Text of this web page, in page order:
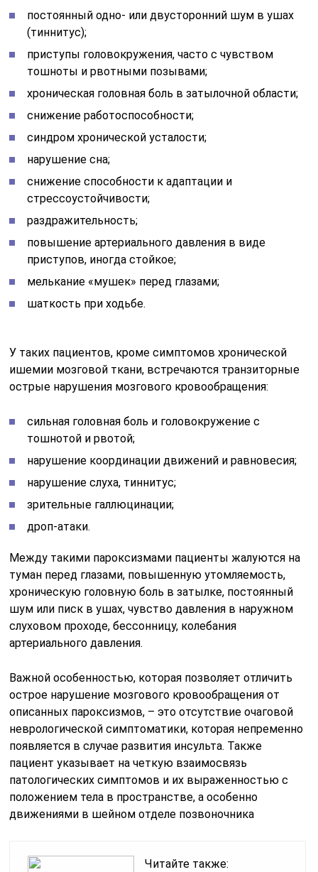
постоянный одно- или двусторонний шум в ушах
(тиннитус);
приступы головокружения, часто с чувством
тошноты и рвотными позывами;
хроническая головная боль в затылочной области;
снижение работоспособности;
синдром хронической усталости;
нарушение сна;
снижение способности к адаптации и
стрессоустойчивости;
раздражительность;
повышение артериального давления в виде
приступов, иногда стойкое;
мелькание «мушек» перед глазами;
шаткость при ходьбе.
У таких пациентов, кроме симптомов хронической
ишемии мозговой ткани, встречаются транзиторные
острые нарушения мозгового кровообращения:
сильная головная боль и головокружение с
тошнотой и рвотой;
нарушение координации движений и равновесия;
нарушение слуха, тиннитус;
зрительные галлюцинации;
дроп-атаки.
Между такими пароксизмами пациенты жалуются на
туман перед глазами, повышенную утомляемость,
хроническую головную боль в затылке, постоянный
шум или писк в ушах, чувство давления в наружном
слуховом проходе, бессонницу, колебания
артериального давления.
Важной особенностью, которая позволяет отличить
острое нарушение мозгового кровообращения от
описанных пароксизмов, – это отсутствие очаговой
неврологической симптоматики, которая непременно
появляется в случае развития инсульта. Также
пациент указывает на четкую взаимосвязь
патологических симптомов и их выраженностью с
положением тела в пространстве, а особенно
движениями в шейном отделе позвоночника
Читайте также: